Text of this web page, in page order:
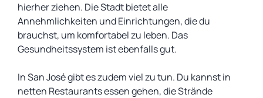
hierher ziehen. Die Stadt bietet alle
Annehmlichkeiten und Einrichtungen, die du
brauchst, um komfortabel zu leben. Das
Gesundheitssystem ist ebenfalls gut.
In San José gibt es zudem viel zu tun. Du kannst in
netten Restaurants essen gehen, die Strände